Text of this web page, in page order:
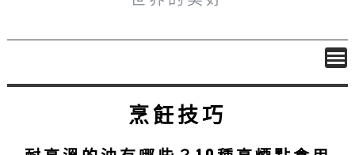
烹飪技巧